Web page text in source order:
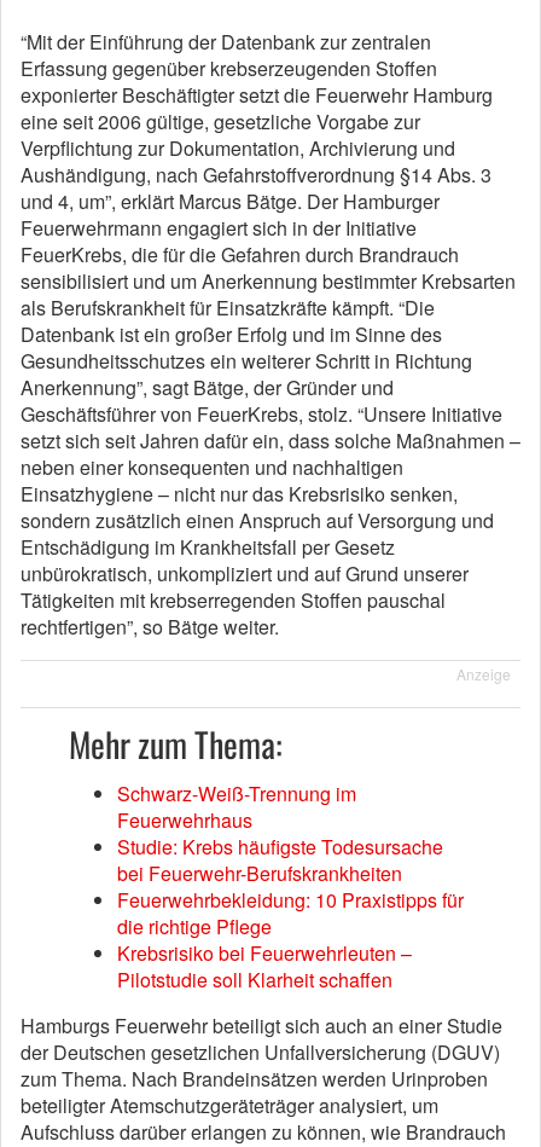
“Mit der Einführung der Datenbank zur zentralen
Erfassung gegenüber krebserzeugenden Stoffen
exponierter Beschäftigter setzt die Feuerwehr Hamburg
eine seit 2006 gültige, gesetzliche Vorgabe zur
Verpflichtung zur Dokumentation, Archivierung und
Aushändigung, nach Gefahrstoffverordnung §14 Abs. 3
und 4, um”, erklärt Marcus Bätge. Der Hamburger
Feuerwehrmann engagiert sich in der Initiative
FeuerKrebs, die für die Gefahren durch Brandrauch
sensibilisiert und um Anerkennung bestimmter Krebsarten
als Berufskrankheit für Einsatzkräfte kämpft. “Die
Datenbank ist ein großer Erfolg und im Sinne des
Gesundheitsschutzes ein weiterer Schritt in Richtung
Anerkennung”, sagt Bätge, der Gründer und
Geschäftsführer von FeuerKrebs, stolz. “Unsere Initiative
setzt sich seit Jahren dafür ein, dass solche Maßnahmen –
neben einer konsequenten und nachhaltigen
Einsatzhygiene – nicht nur das Krebsrisiko senken,
sondern zusätzlich einen Anspruch auf Versorgung und
Entschädigung im Krankheitsfall per Gesetz
unbürokratisch, unkompliziert und auf Grund unserer
Tätigkeiten mit krebserregenden Stoffen pauschal
rechtfertigen”, so Bätge weiter.
Anzeige
Mehr zum Thema:
Schwarz-Weiß-Trennung im
Feuerwehrhaus
Studie: Krebs häufigste Todesursache
bei Feuerwehr-Berufskrankheiten
Feuerwehrbekleidung: 10 Praxistipps für
die richtige Pflege
Krebsrisiko bei Feuerwehrleuten –
Pilotstudie soll Klarheit schaffen
Hamburgs Feuerwehr beteiligt sich auch an einer Studie
der Deutschen gesetzlichen Unfallversicherung (DGUV)
zum Thema. Nach Brandeinsätzen werden Urinproben
beteiligter Atemschutzgeräteträger analysiert, um
Aufschluss darüber erlangen zu können, wie Brandrauch